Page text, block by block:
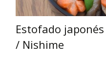
Estofado
/ Nishime